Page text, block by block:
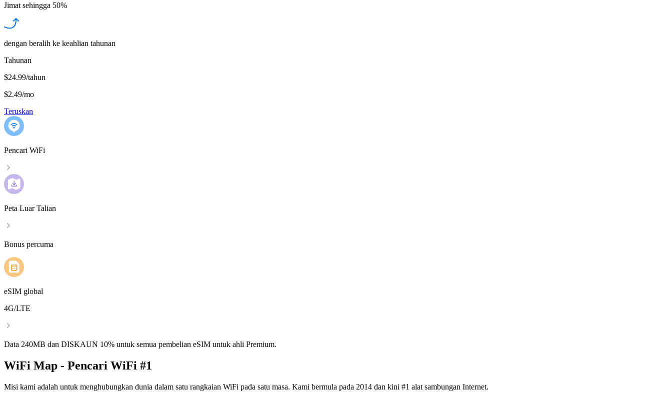
Jimat sehingga 50%
dengan beralih ke keahlian tahunan
Tahunan
$24.99/tahun
$2.49/mo
Teruskan
Pencari WiFi
Peta Luar Talian
Bonus percuma
eSIM global
4G/LTE
Data 240MB dan DISKAUN 10% untuk semua pembelian eSIM untuk ahli Premium.
WiFi Map - Pencari WiFi #1
Misi kami adalah untuk menghubungkan dunia dalam satu rangkaian WiFi pada satu masa. Kami bermula pada 2014 dan kini #1 alat sambungan Internet.